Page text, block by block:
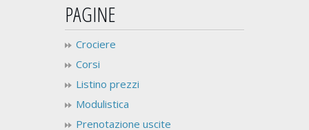
PAGINE
Crociere
Corsi
Listino prezzi
Modulistica
Prenotazione uscite